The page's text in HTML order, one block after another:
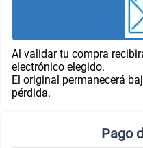
Al validar tu compra
electrónico elegido.
El original permanecerá
pérdida.
Pago